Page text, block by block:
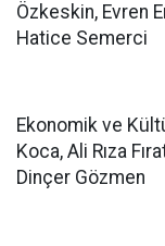
Özkeskin, Evren
Hatice Semerci
Ekonomik ve
Koca, Ali Rıza
Dinçer Gözmen